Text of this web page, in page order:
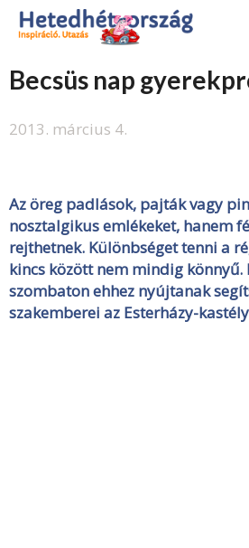
Becsüs nap
2013. március 4.
Az öreg padlások, pajták vagy
nosztalgikus emlékeket, hanem
rejthetnek. Különbséget tenni a
kincs között nem mindig könnyű.
szombaton ehhez nyújtanak
szakemberei az Esterházy-